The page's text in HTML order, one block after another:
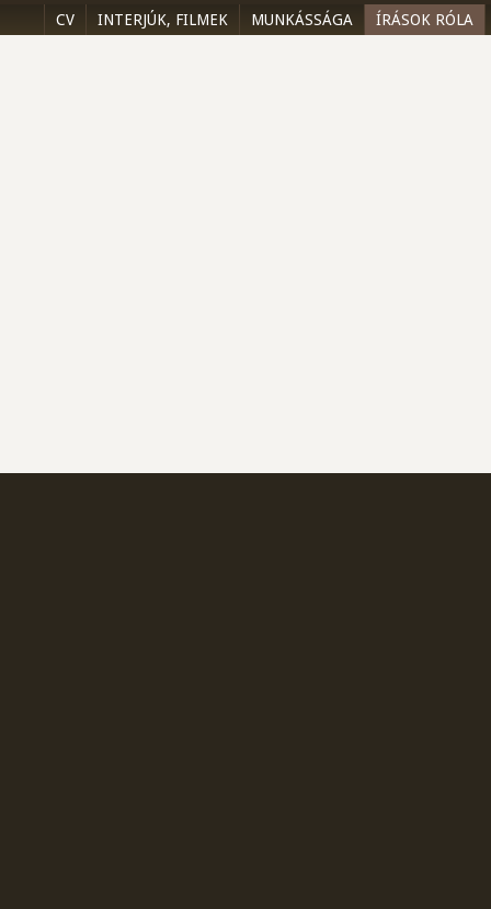
CV INTERJÚK, FILMEK MUNKÁSSÁGA ÍRÁSOK RÓLA